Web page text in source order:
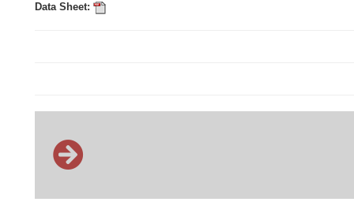
Data Sheet: